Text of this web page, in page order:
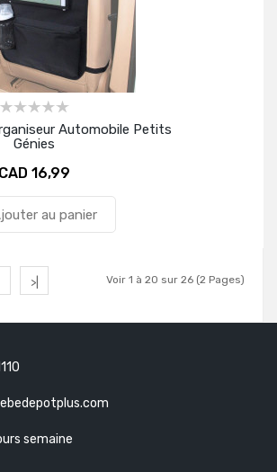
Automobile Petits
Génies
CAD 16,99
au panier
Voir 1 à 20 sur 26 (2 Pages)
>|
semaine